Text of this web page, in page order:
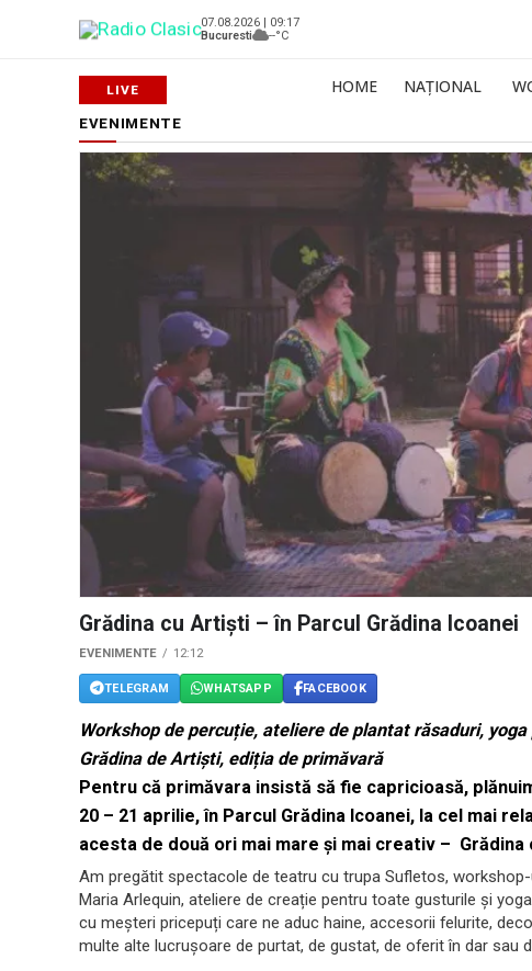
07.08.2026 | 09:17
Bucuresti
--°C
HOME NAȚIONAL
EVENIMENTE
Grădina cu Artiști – în Parcul Grădina Icoanei
EVENIMENTE 12:12
TELEGRAM WHATSAPP FACEBOOK
Workshop de percuție, ateliere de plantat răsaduri,
Grădina de Artiști, ediția de primăvară
Pentru că primăvara insistă să fie capricioasă,
20 – 21 aprilie, în Parcul Grădina Icoanei, la cel mai
acesta de două ori mai mare și mai creativ –
Am pregătit spectacole de teatru cu trupa Sufletos,
Maria Arlequin, ateliere de creație pentru toate gusturile și
cu meșteri pricepuți care ne aduc haine, accesorii felurite,
multe alte lucrușoare de purtat, de gustat, de oferit în dar sau